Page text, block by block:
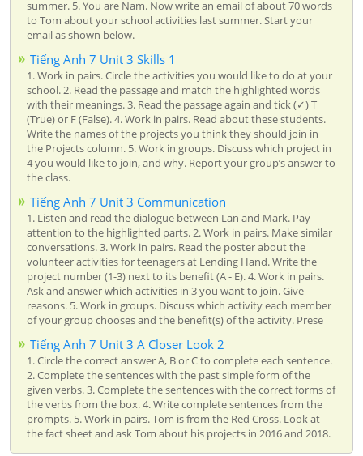
summer. 5. You are Nam. Now write an email of about 70 words
to Tom about your school activities last summer. Start your
email as shown below.
Tiếng Anh 7 Unit 3 Skills 1
1. Work in pairs. Circle the activities you would like to do at your
school. 2. Read the passage and match the highlighted words
with their meanings. 3. Read the passage again and tick (✓) T
(True) or F (False). 4. Work in pairs. Read about these students.
Write the names of the projects you think they should join in
the Projects column. 5. Work in groups. Discuss which project in
4 you would like to join, and why. Report your group’s answer to
the class.
Tiếng Anh 7 Unit 3 Communication
1. Listen and read the dialogue between Lan and Mark. Pay
attention to the highlighted parts. 2. Work in pairs. Make similar
conversations. 3. Work in pairs. Read the poster about the
volunteer activities for teenagers at Lending Hand. Write the
project number (1-3) next to its benefit (A - E). 4. Work in pairs.
Ask and answer which activities in 3 you want to join. Give
reasons. 5. Work in groups. Discuss which activity each member
of your group chooses and the benefit(s) of the activity. Prese
Tiếng Anh 7 Unit 3 A Closer Look 2
1. Circle the correct answer A, B or C to complete each sentence.
2. Complete the sentences with the past simple form of the
given verbs. 3. Complete the sentences with the correct forms of
the verbs from the box. 4. Write complete sentences from the
prompts. 5. Work in pairs. Tom is from the Red Cross. Look at
the fact sheet and ask Tom about his projects in 2016 and 2018.